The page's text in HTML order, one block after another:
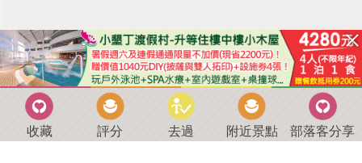
收藏 評分 去過 附近景點 部落客分享